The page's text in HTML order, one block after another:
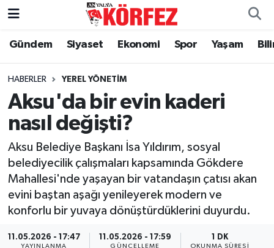
Gündem Siyaset Ekonomi Spor Yaşam
HABERLER YEREL YÖNETIM
Aksu'da bir evin kaderi
nasıl değişti?
Aksu Belediye Başkanı İsa Yıldırım, sosyal
belediyecilik çalışmaları kapsamında Gökdere
Mahallesi'nde yaşayan bir vatandaşın çatısı akan
evini baştan aşağı yenileyerek modern ve
konforlu bir yuvaya dönüştürdüklerini duyurdu.
11.05.2026 - 17:47
YAYINLANMA
11.05.2026 - 17:59
GÜNCELLEME
1 DK
OKUNMA SÜRESI
Gündem
Siyaset
Yerel Yönetim
Spor
Yaşam
Asayiş
Nöbetçi Eczaneler
Hava Durumu
Trafik Durumu
Süper Lig Puan Durumu ve Fikstür
Tüm Manşetler
Son Dakika Haberleri
Haber Arşivi